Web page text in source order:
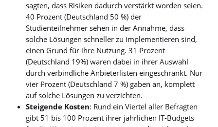
sagten, dass Risiken dadurch verstärkt worden seien.
40 Prozent (Deutschland 50 %) der
Studienteilnehmer sehen in der Annahme, dass
solche Lösungen schneller zu implementieren sind,
einen Grund für ihre Nutzung. 31 Prozent
(Deutschland 19%) waren dabei in ihrer Auswahl
durch verbindliche Anbieterlisten eingeschränkt. Nur
vier Prozent (Deutschland 7 %) gaben an, komplett
auf solche Lösungen zu verzichten.
Steigende Kosten: Rund ein Viertel aller Befragten
gibt 51 bis 100 Prozent ihrer jährlichen IT-Budgets